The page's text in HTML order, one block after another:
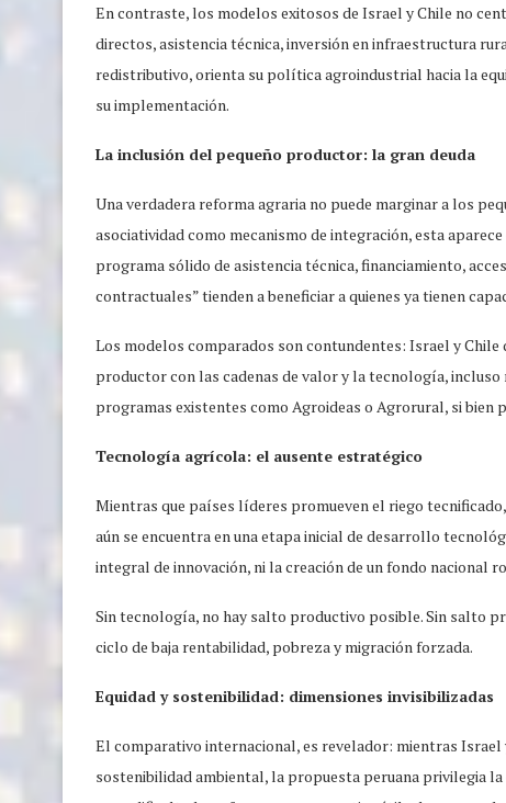
En contraste, los modelos exitosos de Israel y Chile no
directos, asistencia técnica, inversión en infraestructura
redistributivo, orienta su política agroindustrial hacia la
su implementación.
La inclusión del pequeño productor: la gran deuda
Una verdadera reforma agraria no puede marginar a los
asociatividad como mecanismo de integración, esta
programa sólido de asistencia técnica, financiamiento,
contractuales” tienden a beneficiar a quienes ya tienen
Los modelos comparados son contundentes: Israel y
productor con las cadenas de valor y la tecnología,
programas existentes como Agroideas o Agrorural, si bien
Tecnología agrícola: el ausente estratégico
Mientras que países líderes promueven el riego
aún se encuentra en una etapa inicial de desarrollo
integral de innovación, ni la creación de un fondo nacional
Sin tecnología, no hay salto productivo posible. Sin salto
ciclo de baja rentabilidad, pobreza y migración forzada.
Equidad y sostenibilidad: dimensiones invisibilizadas
El comparativo internacional, es revelador: mientras Israel
sostenibilidad ambiental, la propuesta peruana privilegia